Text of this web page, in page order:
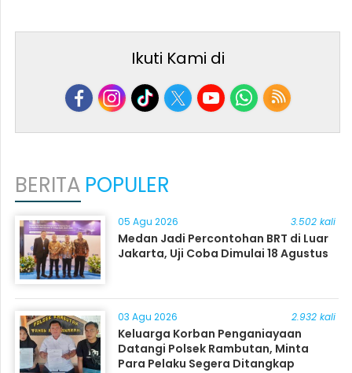
Ikuti Kami di
BERITA POPULER
05 Agu 2026 3.502 kali
Medan Jadi Percontohan BRT di Luar
Jakarta, Uji Coba Dimulai 18 Agustus
03 Agu 2026 2.932 kali
Keluarga Korban Penganiayaan
Datangi Polsek Rambutan, Minta
Para Pelaku Segera Ditangkap